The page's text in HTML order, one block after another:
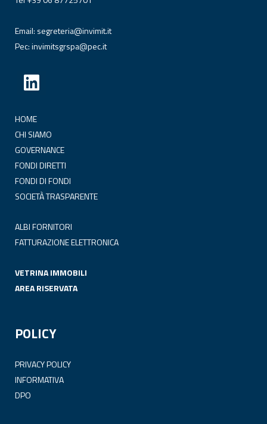
Email: segreteria@invimit.it
Pec:invimitsgrspa@pec.it
HOME
CHI SIAMO
GOVERNANCE
FONDI DIRETTI
FONDI DI FONDI
SOCIETÀ TRASPARENTE
ALBI FORNITORI
FATTURAZIONE ELETTRONICA
VETRINA IMMOBILI
AREA RISERVATA
POLICY
PRIVACY POLICY
INFORMATIVA
DPO